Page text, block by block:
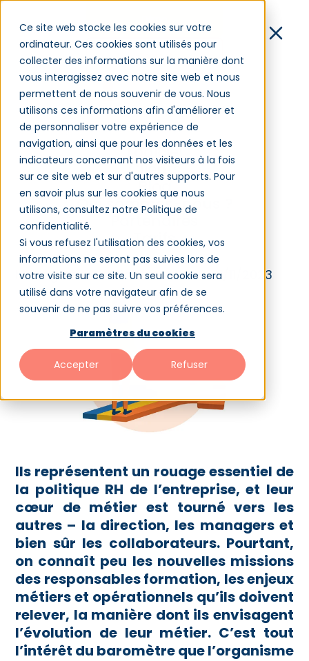
Ce site web stocke les cookies sur votre
ordinateur. Ces cookies sont utilisés pour
collecter des informations sur la manière dont
vous interagissez avec notre site web et nous
permettent de nous souvenir de vous. Nous
utilisons ces informations afin d'améliorer et
de personnaliser votre expérience de
navigation, ainsi que pour les données et les
indicateurs concernant nos visiteurs à la fois
sur ce site web et sur d'autres supports. Pour
en savoir plus sur les cookies que nous
utilisons, consultez notre Politique de
confidentialité.
Si vous refusez l'utilisation des cookies, vos
informations ne seront pas suivies lors de
votre visite sur ce site. Un seul cookie sera
utilisé dans votre navigateur afin de se
souvenir de ne pas suivre vos préférences.
Paramètres du cookies
Accepter Refuser
Contact
Connexion
Logiciel
Clients
Blog
Qui sommes-nous ?
Partenaires
Tarifs
À quoi ressemble, et
ressemblera, le métier
de responsable
formation
Management de la formation – 21/11/2023
Ils représentent un rouage essentiel de
la politique RH de l’entreprise, et leur
cœur de métier est tourné vers les
autres – la direction, les managers et
bien sûr les collaborateurs. Pourtant,
on connaît peu les nouvelles missions
des responsables formation, les enjeux
métiers et opérationnels qu’ils doivent
relever, la manière dont ils envisagent
l’évolution de leur métier. C’est tout
l’intérêt du baromètre que l’organisme